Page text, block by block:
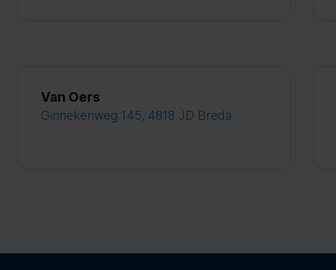
Van Oers
Ginnekenweg 145, 4818 JD Breda